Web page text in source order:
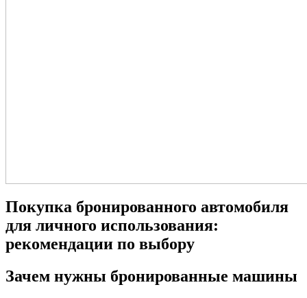
Покупка бронированного автомобиля
для личного использования:
рекомендации по выбору
Зачем нужны бронированные машины